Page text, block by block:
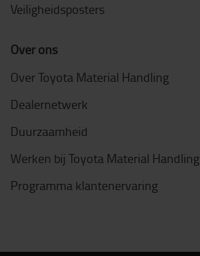
Veiligheidsposters
Over ons
Over Toyota Material Handling
Dealernetwerk
Duurzaamheid
Werken bij Toyota Material Handling
Programma klantenervaring